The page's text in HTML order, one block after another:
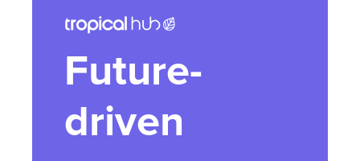
Future-
driven